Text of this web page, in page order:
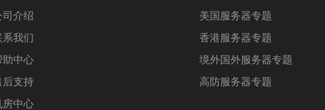
司介绍
系我们
助中心
后支持
房中心
美国服务器专题
香港服务器专题
境外国外服务器专题
高防服务器专题